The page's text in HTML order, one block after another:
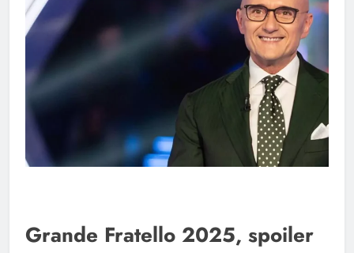
Grande Fratello 2025, spoiler